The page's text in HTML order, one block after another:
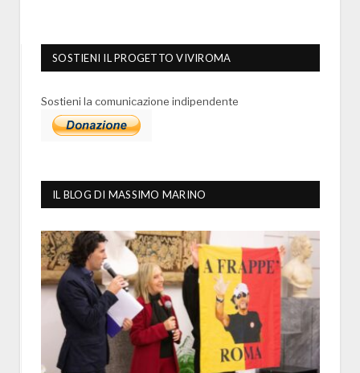
SOSTIENI IL PROGETTO VIVIROMA
Sostieni la comunicazione indipendente
IL BLOG DI MASSIMO MARINO